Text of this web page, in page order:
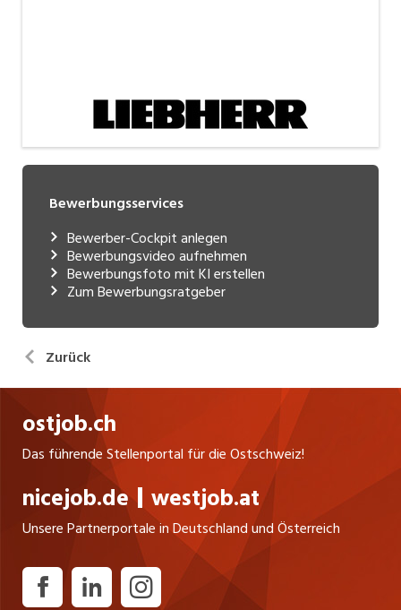
Bewerbungsservices
Bewerber-Cockpit anlegen
Bewerbungsvideo aufnehmen
Bewerbungsfoto mit KI erstellen
Zum Bewerbungsratgeber
Zurück
ostjob.ch
Das führende Stellenportal für die Ostschweiz!
nicejob.de westjob.at
Unsere Partnerportale in Deutschland und Österreich